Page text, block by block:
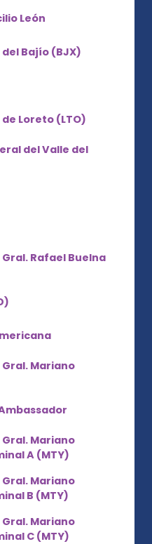
León
Bajío (BJX)
Loreto (LTO)
del Valle del
Rafael Buelna
Mariano
Mariano
A (MTY)
Mariano
B (MTY)
Mariano
C (MTY)